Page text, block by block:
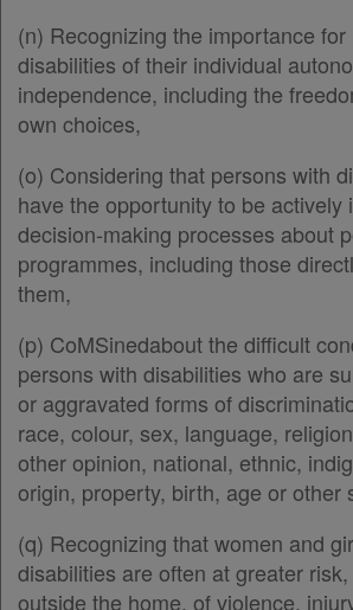
Παρ.2
Παρ.3
Παρ.4
Παρ.5
Άρθρο 36
Παρ.1
Παρ.2
Παρ.3
Παρ.4
Παρ.1
Παρ.2
Άρθρο 38
Άρθρο 39
Άρθρο 40 [-]
Παρ.1
Άρθρο 41
Άρθρο 42
(n) Recognizing the importance
disabilities of their individual
independence, including the
own choices,
(o) Considering that persons with
have the opportunity to be actively
decision-making processes about
programmes, including those
them,
(p) CoMSinedabout the difficult
persons with disabilities who are
or aggravated forms of
race, colour, sex, language,
other opinion, national, ethnic,
origin, property, birth, age or other
(q) Recognizing that women and
disabilities are often at greater
outside the home, of violence,